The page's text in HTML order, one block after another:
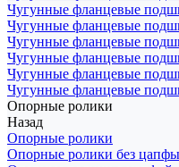
Чугунные фланцевые
Чугунные фланцевые
Чугунные фланцевые
Чугунные фланцевые
Чугунные фланцевые
Чугунные фланцевые
Опорные ролики
Назад
Опорные ролики
Опорные ролики без цапфы